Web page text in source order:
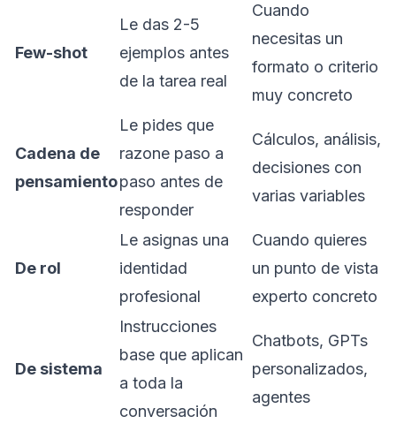
Few-shot
Le das 2-5
ejemplos antes
de la tarea real
Cuando
necesitas un
formato o criterio
muy concreto
Cadena de
pensamiento
Le pides que
razone paso a
paso antes de
responder
Cálculos, análisis,
decisiones con
varias variables
De rol
Le asignas una
identidad
profesional
Cuando quieres
un punto de vista
experto concreto
De sistema
Instrucciones
base que aplican
a toda la
conversación
Chatbots, GPTs
personalizados,
agentes